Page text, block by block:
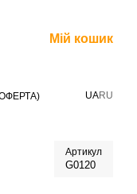
Мій кошик
UARU
Артикул
G0120